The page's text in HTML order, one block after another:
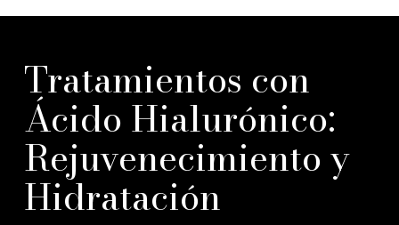
Tratamientos con
Ácido Hialurónico:
Rejuvenecimiento y
Hidratación